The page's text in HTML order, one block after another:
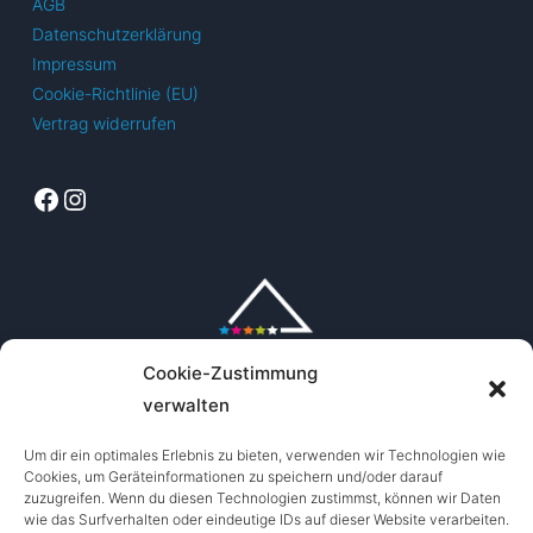
Cookie-Zustimmung
verwalten
Um dir ein optimales Erlebnis zu bieten, verwenden wir Technologien wie
Cookies, um Geräteinformationen zu speichern und/oder darauf
zuzugreifen. Wenn du diesen Technologien zustimmst, können wir Daten
wie das Surfverhalten oder eindeutige IDs auf dieser Website verarbeiten.
Datenschutzerklärung
Impressum
Cookie-Richtlinie (EU)
Vertrag widerrufen
Facebook
Instagram